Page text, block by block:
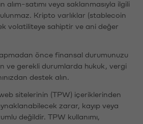
alım-satımı veya saklanmasıyla ilgili
Kripto varlıklar (stablecoin
volatiliteye sahiptir ve ani değer
önce finansal durumunuzu
ve gerekli durumlarda hukuk, vergi
destek alın.
sitelerinin (TPW) içeriklerinden
zarar, kayıp veya
değildir. TPW kullanımı,